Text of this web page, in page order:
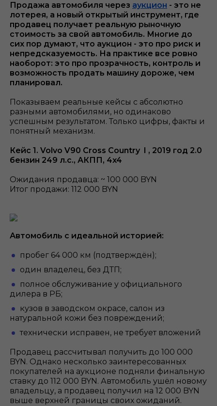
Продажа автомобиля через аукцион - это не
лотерея, а новый открытый инструмент, где
продавец получает реальную рыночную
стоимость за свой автомобиль. Многие до
сих пор думают, что аукцион - это про риск и
непредсказуемость. На практике все ровно
наоборот: это про прозрачность, контроль и
возможность продать машину дороже, чем
планировал.
Показываем реальные кейсы с абсолютно
разными автомобилями, но одинаково
успешным результатом. Только цифры, факты и
понятный механизм.
Кейс 1. Volvo V90 Cross Country I , 2019 год 2.0
бензин 249 л.с., АКПП, 4x4
Ожидания продавца: ~ 100 000 BYN
Итог продажи: 112 000 BYN
Автомобиль с идеальной историей:
пробег 64 000 км (подтверждён);
один владелец, без ДТП;
полное обслуживание у официального
дилера в РБ;
кузов в заводском окрасе, салон из
натуральной кожи без повреждений;
технически исправен, не требует вложений
Продавец рассчитывал получить до 100 000
BYN. Однако несколько заинтересованных
покупателей на аукционе подняли финальную
ставку до 112 000 BYN. Автомобиль ушёл новому
владельцу, а продавец получил на 12 000 BYN
выше верхней границы своих ожиданий.